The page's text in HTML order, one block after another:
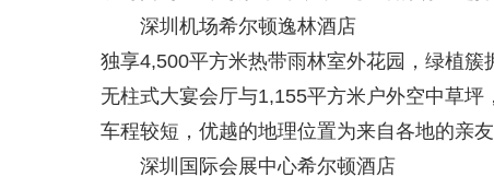
深圳机场希尔顿逸林酒店
独享4,500平方米热带雨林室外花园，绿植
无柱式大宴会厅与1,155平方米户外空中草
车程较短，优越的地理位置为来自各地的亲友
深圳国际会展中心希尔顿酒店